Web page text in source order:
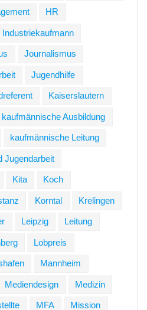
HR
Industriekaufmann
Journalismus
Jugendhilfe
Kaiserslautern
kaufmännische Ausbildung
kaufmännische Leitung
Jugendarbeit
Kita Koch
Korntal Krelingen
Leipzig Leitung
Lobpreis
Mannheim
Mediendesign Medizin
MFA Mission